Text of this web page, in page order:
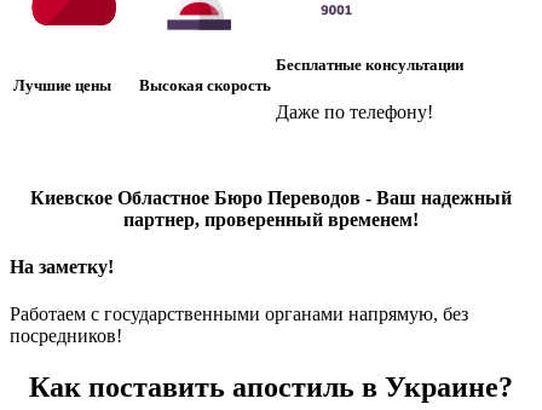
Лучшие цены Высокая скорость
Бесплатные консультации
Даже по телефону!
Киевское Областное Бюро Переводов - Ваш надежный
партнер, проверенный временем!
На заметку!
Работаем с государственными органами напрямую, без
посредников!
Как поставить апостиль в Украине?